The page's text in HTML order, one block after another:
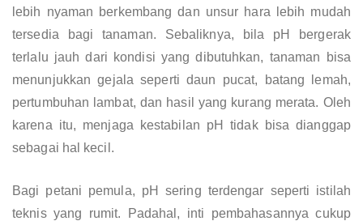
lebih nyaman berkembang dan unsur hara lebih mudah
tersedia bagi tanaman. Sebaliknya, bila pH bergerak
terlalu jauh dari kondisi yang dibutuhkan, tanaman bisa
menunjukkan gejala seperti daun pucat, batang lemah,
pertumbuhan lambat, dan hasil yang kurang merata. Oleh
karena itu, menjaga kestabilan pH tidak bisa dianggap
sebagai hal kecil.
Bagi petani pemula, pH sering terdengar seperti istilah
teknis yang rumit. Padahal, inti pembahasannya cukup